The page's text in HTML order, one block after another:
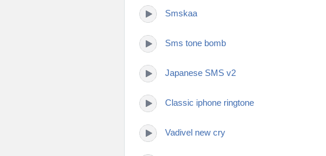
Smskaa
Sms tone bomb
Japanese SMS v2
Classic iphone ringtone
Vadivel new cry